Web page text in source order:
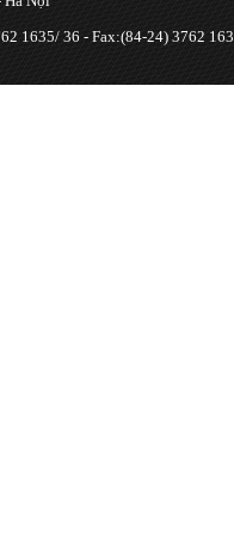
1635/ 36 - Fax:(84-24) 3762